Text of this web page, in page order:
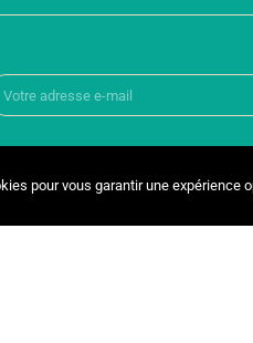
Copyright © 2025
pour vous garantir une expérience